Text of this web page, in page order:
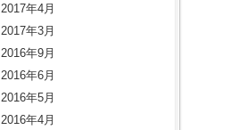
2017年4月
2017年3月
2016年9月
2016年6月
2016年5月
2016年4月